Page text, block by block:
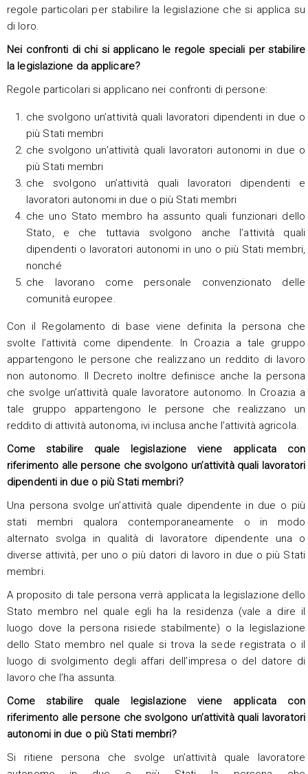
regole particolari per stabilire la legislazione che si applica su
di loro.
Nei confronti di chi si applicano le regole speciali per stabilire
la legislazione da applicare?
Regole particolari si applicano nei confronti di persone:
che svolgono un’attività quali lavoratori dipendenti in due o
più Stati membri
che svolgono un’attività quali lavoratori autonomi in due o
più Stati membri
che svolgono un’attività quali lavoratori dipendenti e
lavoratori autonomi in due o più Stati membri
che uno Stato membro ha assunto quali funzionari dello
Stato, e che tuttavia svolgono anche l’attività quali
dipendenti o lavoratori autonomi in uno o più Stati membri,
nonché
che lavorano come personale convenzionato delle
comunità europee.
Con il Regolamento di base viene definita la persona che
svolte l’attività come dipendente. In Croazia a tale gruppo
appartengono le persone che realizzano un reddito di lavoro
non autonomo. Il Decreto inoltre definisce anche la persona
che svolge un’attività quale lavoratore autonomo. In Croazia a
tale gruppo appartengono le persone che realizzano un
reddito di attività autonoma, ivi inclusa anche l’attività agricola.
Come stabilire quale legislazione viene applicata con
riferimento alle persone che svolgono un’attività quali lavoratori
dipendenti in due o più Stati membri?
Una persona svolge un’attività quale dipendente in due o più
stati membri qualora contemporaneamente o in modo
alternato svolga in qualità di lavoratore dipendente una o
diverse attività, per uno o più datori di lavoro in due o più Stati
membri.
A proposito di tale persona verrà applicata la legislazione dello
Stato membro nel quale egli ha la residenza (vale a dire il
luogo dove la persona risiede stabilmente) o la legislazione
dello Stato membro nel quale si trova la sede registrata o il
luogo di svolgimento degli affari dell’impresa o del datore di
lavoro che l’ha assunta.
Come stabilire quale legislazione viene applicata con
riferimento alle persone che svolgono un’attività quali lavoratori
autonomi in due o più Stati membri?
Si ritiene persona che svolge un’attività quale lavoratore